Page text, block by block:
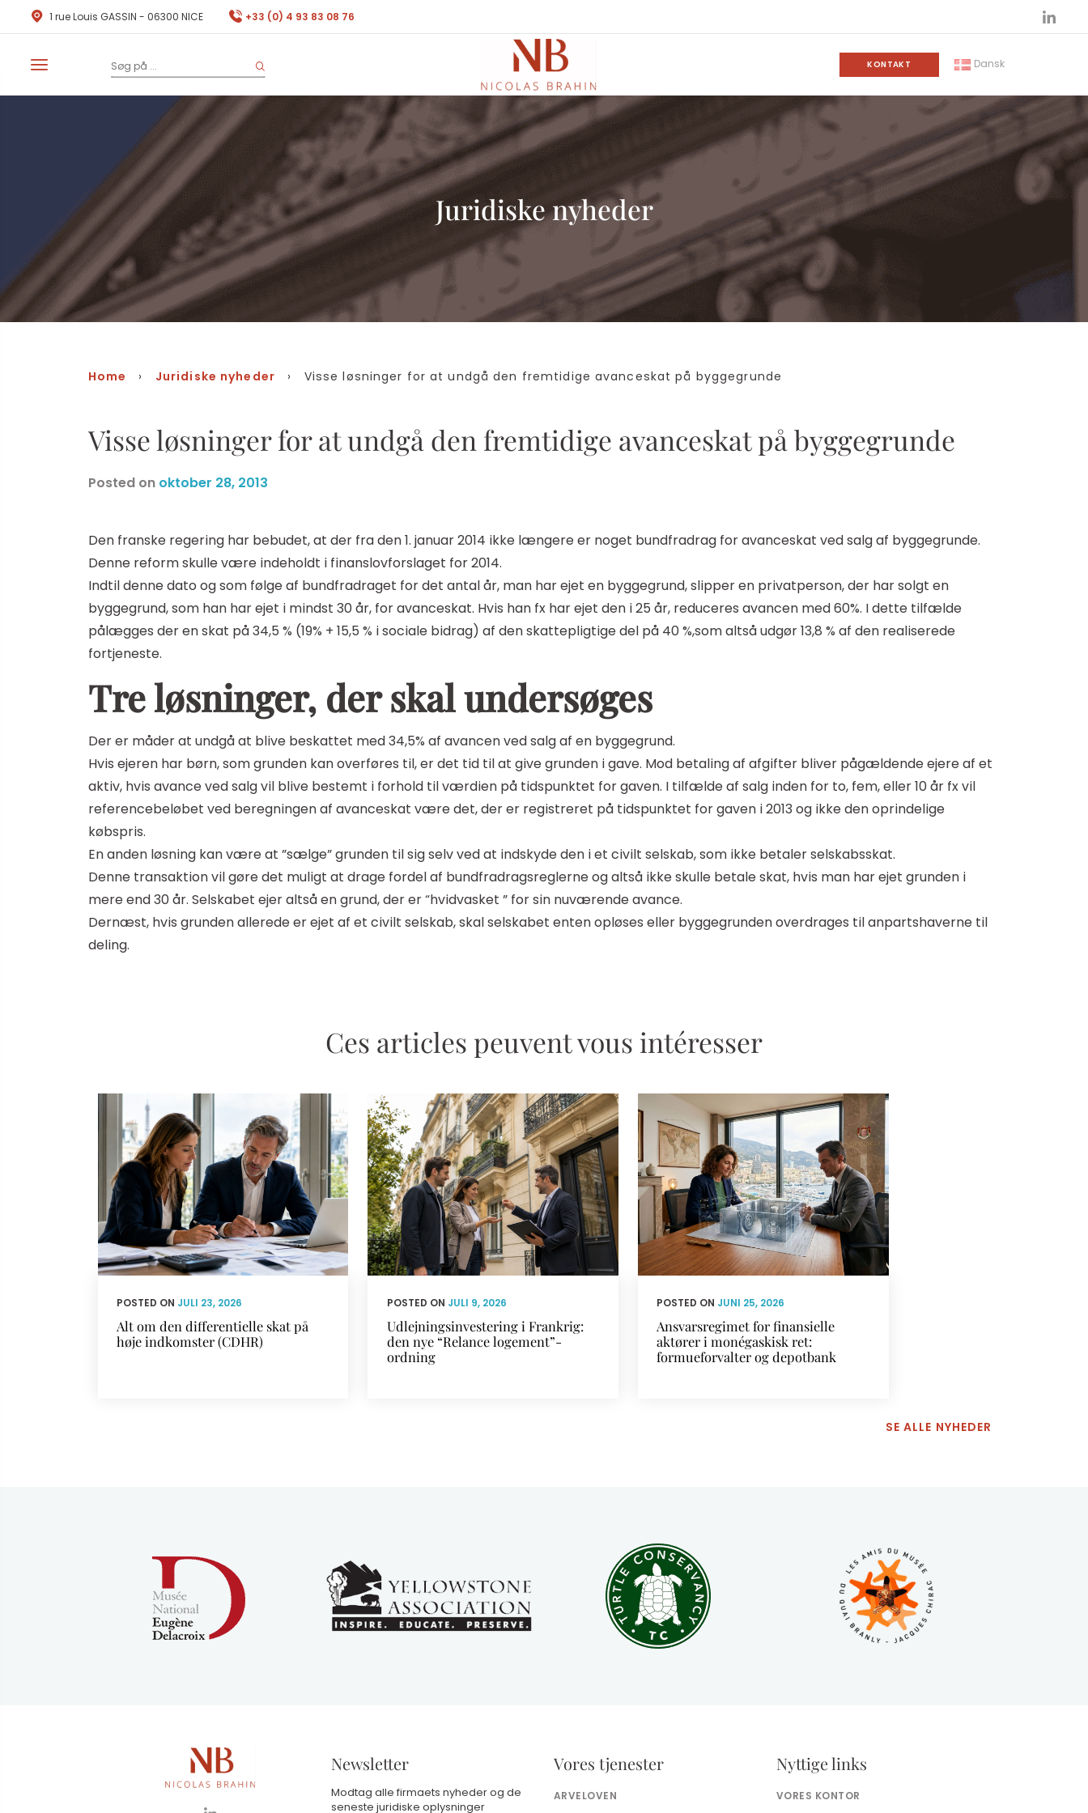
1 rue Louis GASSIN - 06300 NICE +33 (0) 4 93 83 08 76
KONTAKT Dansk
Juridiske nyheder
Home › Juridiske nyheder › Visse løsninger for at undgå den fremtidige avanceskat på byggegrunde
Visse løsninger for at undgå den fremtidige avanceskat på byggegrunde
Posted on oktober 28, 2013
Den franske regering har bebudet, at der fra den 1. januar 2014 ikke længere er noget bundfradrag for avanceskat ved salg af byggegrunde.
Denne reform skulle være indeholdt i finanslovforslaget for 2014.
Indtil denne dato og som følge af bundfradraget for det antal år, man har ejet en byggegrund, slipper en privatperson, der har solgt en
byggegrund, som han har ejet i mindst 30 år, for avanceskat. Hvis han fx har ejet den i 25 år, reduceres avancen med 60%. I dette tilfælde
pålægges der en skat på 34,5 % (19% + 15,5 % i sociale bidrag) af den skattepligtige del på 40 %,som altså udgør 13,8 % af den realiserede
fortjeneste.
Tre løsninger, der skal undersøges
Der er måder at undgå at blive beskattet med 34,5% af avancen ved salg af en byggegrund.
Hvis ejeren har børn, som grunden kan overføres til, er det tid til at give grunden i gave. Mod betaling af afgifter bliver pågældende ejere af et
aktiv, hvis avance ved salg vil blive bestemt i forhold til værdien på tidspunktet for gaven. I tilfælde af salg inden for to, fem, eller 10 år fx vil
referencebeløbet ved beregningen af avanceskat være det, der er registreret på tidspunktet for gaven i 2013 og ikke den oprindelige
købspris.
En anden løsning kan være at ”sælge” grunden til sig selv ved at indskyde den i et civilt selskab, som ikke betaler selskabsskat.
Denne transaktion vil gøre det muligt at drage fordel af bundfradragsreglerne og altså ikke skulle betale skat, hvis man har ejet grunden i
mere end 30 år. Selskabet ejer altså en grund, der er “hvidvasket ” for sin nuværende avance.
Dernæst, hvis grunden allerede er ejet af et civilt selskab, skal selskabet enten opløses eller byggegrunden overdrages til anpartshaverne til
deling.
Ces articles peuvent vous intéresser
POSTED ON JULI 23, 2026
Alt om den differentielle skat på
høje indkomster (CDHR)
POSTED ON JULI 9, 2026
Udlejningsinvestering i Frankrig:
den nye “Relance logement”-
ordning
POSTED ON JUNI 25, 2026
Ansvarsregimet for finansielle
aktører i monégaskisk ret:
formueforvalter og depotbank
SE ALLE NYHEDER
Newsletter
Modtag alle firmaets nyheder og de
seneste juridiske oplysninger
Vores tjenester
ARVELOVEN
Nyttige links
VORES KONTOR